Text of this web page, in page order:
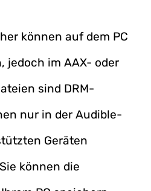
können auf dem PC
jedoch im AAX- oder
sind DRM-
nur in der Audible-
Geräten
können die